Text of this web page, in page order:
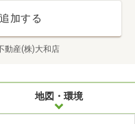
加する
動産(株)大和店
地図・環境